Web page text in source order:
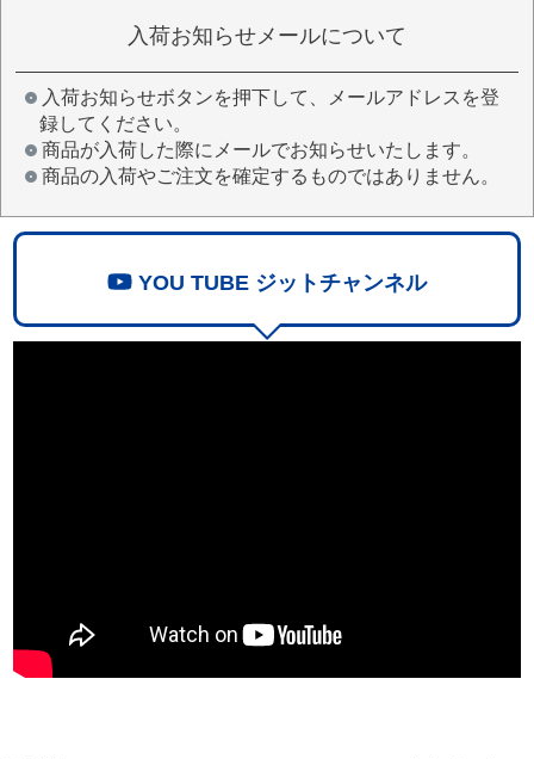
入荷お知らせメールについて
入荷お知らせボタンを押下して、メールアドレスを登
録してください。
商品が入荷した際にメールでお知らせいたします。
商品の入荷やご注文を確定するものではありません。
YOU TUBE ジットチャンネル